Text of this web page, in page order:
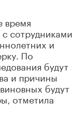
время
сотрудниками
и
По
будут
и причины
будут
отметила